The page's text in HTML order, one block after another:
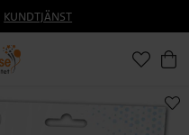
KUNDTJÄNST